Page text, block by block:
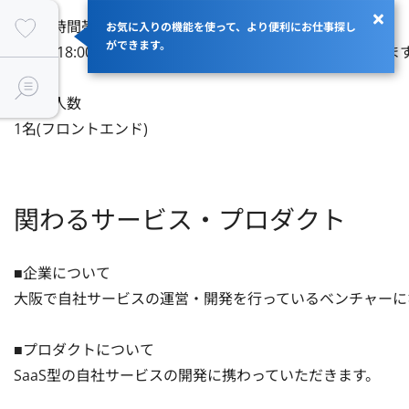
お気に入りの機能を使って、より便利にお仕事探し
ができます。
■稼働時間帯
9:00～18:00に合わせて稼働いただける方を募集しております
■募集人数
1名(フロントエンド)
関わるサービス・プロダクト
■企業について
大阪で自社サービスの運営・開発を行っているベンチャーに
■プロダクトについて
SaaS型の自社サービスの開発に携わっていただきます。